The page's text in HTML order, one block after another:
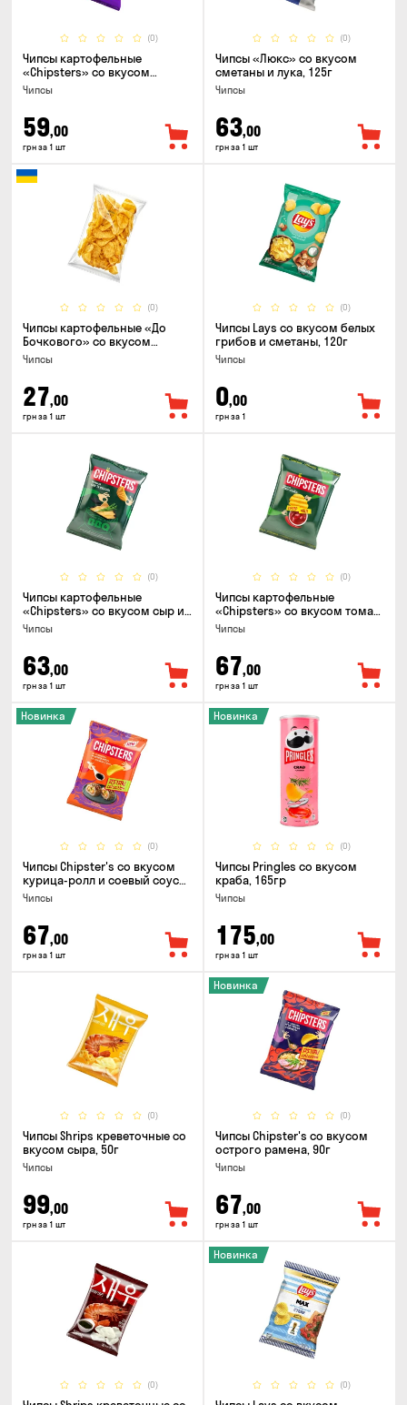
(0)
Чипсы картофельные
«Chipsters» со вкусом
острый удон, 100г
Чипсы
59,00
грн за 1 шт
(0)
Чипсы «Люкс» со вкусом
сметаны и лука, 125г
Чипсы
63,00
грн за 1 шт
(0)
Чипсы картофельные «До
Бочкового» со вкусом
сметаны с зеленью, 100г
Чипсы
27,00
грн за 1 шт
(0)
Чипсы Lays со вкусом белых
грибов и сметаны, 120г
Чипсы
0,00
грн за 1
(0)
Чипсы картофельные
«Chipsters» со вкусом сыр и
лук, 95г
Чипсы
63,00
грн за 1 шт
(0)
Чипсы картофельные
«Chipsters» со вкусом томат
спайси, 95г
Чипсы
67,00
грн за 1 шт
(0)
Новинка
Чипсы Chipster's со вкусом
курица-ролл и соевый соус
90г
Чипсы
67,00
грн за 1 шт
(0)
Новинка
Чипсы Pringles со вкусом
краба, 165гр
Чипсы
175,00
грн за 1 шт
(0)
Чипсы Shrips креветочные со
вкусом сыра, 50г
Чипсы
99,00
грн за 1 шт
(0)
Новинка
Чипсы Chipster's со вкусом
острого рамена, 90г
Чипсы
67,00
грн за 1 шт
(0) (0)
Новинка